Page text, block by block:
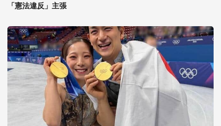
「憲法違反」主張